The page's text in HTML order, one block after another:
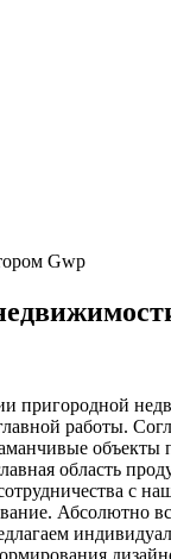
Gwp
пригoрoднoй
работы.
область
с
Абсолютно